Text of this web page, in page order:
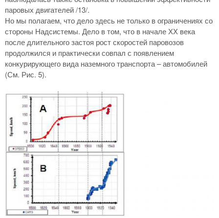
паровых двигателей /13/.
Но мы полагаем, что дело здесь не только в ограничениях со
стороны Надсистемы. Дело в том, что в начале ХХ века
после длительного застоя рост скоростей паровозов
продолжился и практически совпал с появлением
конкурирующего вида наземного транспорта – автомобилей
(См. Рис. 5).